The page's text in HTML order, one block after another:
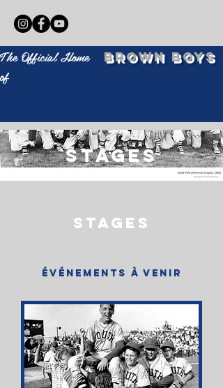
The Official Home
of
BROWN BOYS
stages
stages
Événements à venir